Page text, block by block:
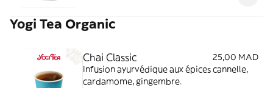
Yogi Tea Organic
Chai Classic
25,00 MAD
Infusion ayurvédique aux épices cannelle,
cardamome, gingembre.